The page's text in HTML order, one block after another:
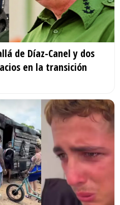
de Díaz-Canel y dos
en la transición